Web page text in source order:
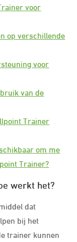
voor
op verschillende
voor
van de
Trainer
om me
Trainer?
werkt het?
dat
bij het
trainer kunnen